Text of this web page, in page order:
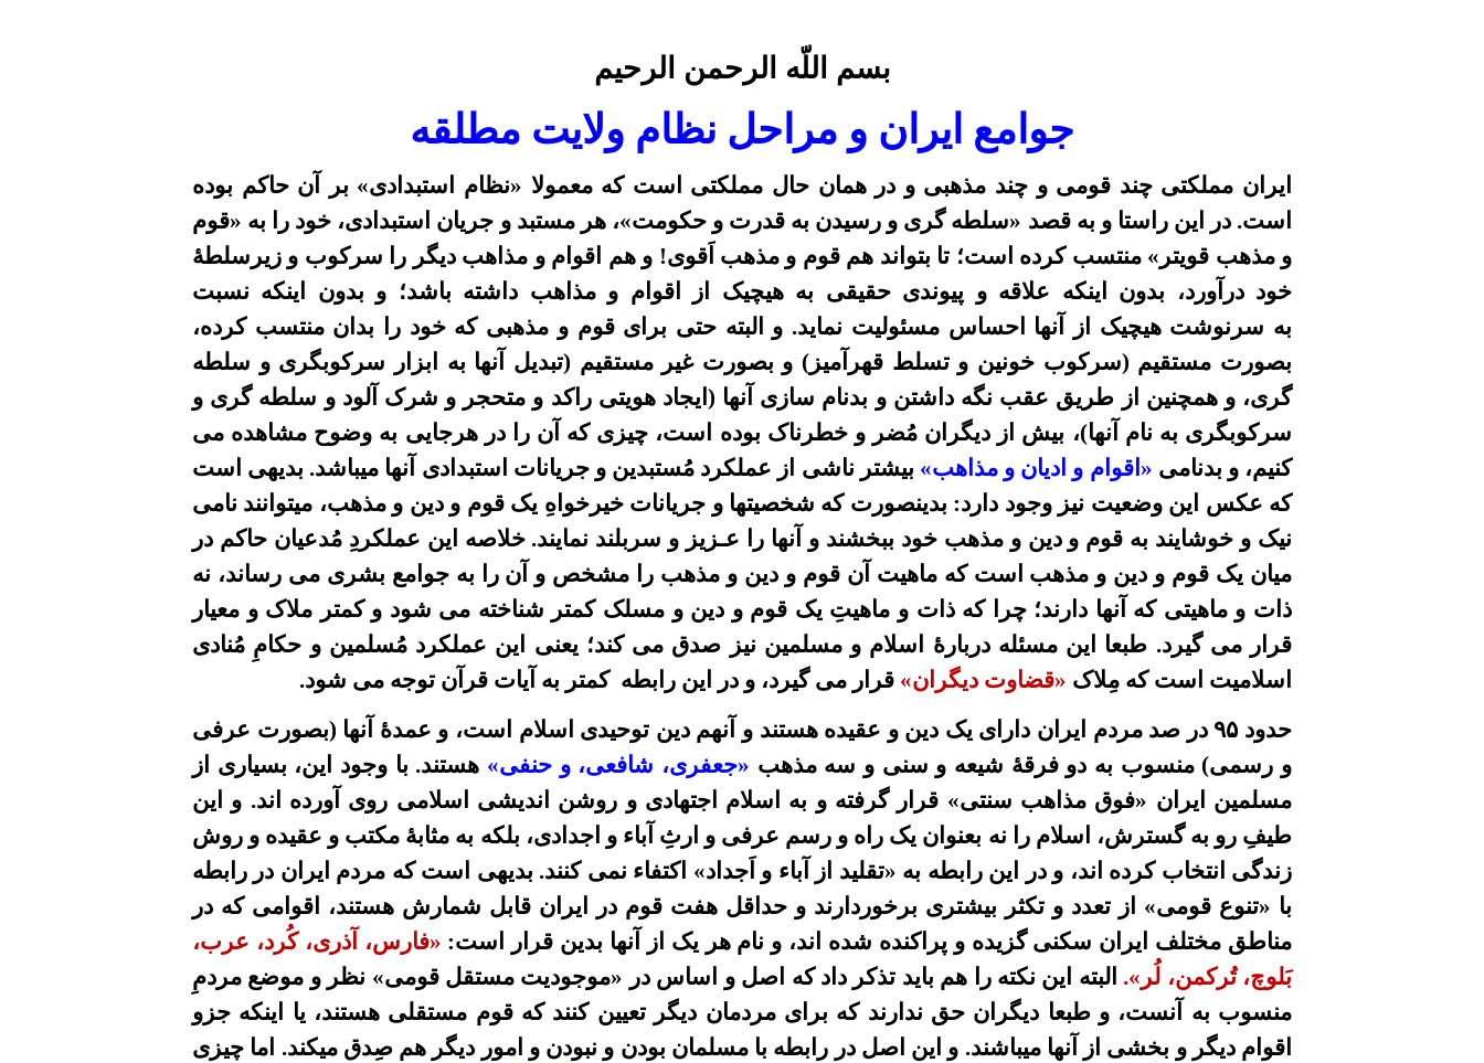
بسم اللّه الرحمن الرحیم
جوامع ایران و مراحل نظام ولایت مطلقه
ايران مملکتی چند قومى و چند مذهبى و در همان حال مملکتی است که معمولا «نظام استبدادى» بر آن حاکم بوده
است. در این راستا و بهقصد «سلطه گری و رسیدن به قدرت و حکومت»، هرمستبد و جریان استبدادی، خود را به «قوم
و مذهب قویتر» منتسب کرده است؛ تا بتواند هم قوم و مذهب اَقوی! و هم اقوام و مذاهب ديگر را سرکوب و زیرسلطۀ
خود درآورد، بدون اينکه علاقه و پيوندى حقیقی به هيچيک از اقوام و مذاهب داشته باشد؛ و بدون اينکه نسبت
به سرنوشت هيچيک از آنها
احساس مسئولیت نماید. و البته حتى براى قوم و مذهبی که خود را بدان منتسب کرده،
بصورت مستقيم (سرکوب خونين و تسلط قهرآمیز) و بصورت غير مستقيم (تبديل آنها به ابزار سرکوبگری و سلطه
گرى، و همچنین از طریق عقب نگه داشتن و بدنام سازى آنها (ايجاد هويتى راکد و متحجر و شرک آلود و سلطه گری و
سرکوبگری به نام آنها)، بيش از ديگران مُضر و خطرناک بوده است، چیزی که آن را در هرجایی به وضوح مشاهده می
کنیم، و بدنامی «اقوام و ادیان و مذاهب» بیشتر ناشی از عملکرد مُستبدین و جریانات استبدادی آنها میباشد. بدیهی است
که عکس این وضعیت نیز وجود دارد: بدینصورت که شخصیتها و جریانات خیرخواهِ یک قوم و دین و مذهب، میتوانند نامی
نیک و خوشایند به قوم و دین و مذهب خود ببخشند و آنها را عـزیز و سربلند نمایند. خلاصه این عملکردِ مُدعیان حاکم در
میان یک قوم و دین و مذهب است که ماهیت آن قوم و دین و مذهب را مشخص و آن را به جوامع بشری می رساند، نه
ذات و ماهیتی که آنها دارند؛ چرا که ذات و ماهیتِ یک قوم و دین و مسلک کمتر شناخته می شود و کمتر ملاک و معیار
قرار می گیرد. طبعا این مسئله در بارۀ اسلام و مسلمین نیز صدق می کند؛ یعنی این عملکرد مُسلمین و حکامِ مُنادی
اسلامیت است که مِلاک «قضاوت دیگران» قرار می گیرد، و در این رابطه کمتر به آیات قرآن توجه می شود.
حدود ۹۵ در صد مردم ايران دارای یک دين و عقيده هستند و آنهم دین توحیدی اسلام است، و عمدۀ آنها (بصورت عرفی
و رسمی) منسوب به دو فرقۀ شیعه و سنی و سه مذهب «جعفری، شافعی، و حنفی» هستند. با وجود این، بسيارى از
مسلمين ایران «فوق مذاهب سنتى» قرار گرفته و به اسلام اجتهادى و روشن انديشى اسلامى روى آورده اند. و اين
طیفِ رو به گسترش، اسلام را نه بعنوان یک راه و رسم عرفی و ارثِ آباء و اجدادی، بلکه به مثابۀ مکتب و عقيده و روش
زندگى انتخاب کرده اند، و در اين رابطه به «تقليد از آباء و اَجداد» اکتفاء نمی کنند. بدیهی است که مردم ايران در رابطه
با «تنوع قومی» از تعدد و تکثر بيشترى برخوردارند و حداقل هفت قوم در
ايران قابل شمارش هستند، اقوامی که در
مناطق مختلف ايران سکنى گزيده و پراکنده شده اند، و نام هر یک از آنها بدین قرار است: «فارس، آذرى، کُرد، عرب،
بَلوچ، تُرکمن، لُر». البته اين نکته را هم بايد تذکر داد که اصل و اساس در «موجودیت مستقل قومی» نظر و موضع مردمِ
منسوب به آنست، و طبعا ديگران حق ندارند که براى مردمان ديگر تعيين کنند که قوم مستقلی هستند، یا اینکه جزو
اقوام دیگر و بخشی از آنها میباشند. و اين اصل در رابطه با مسلمان بودن و نبودن و امور ديگر هم صِدق ميکند. اما چيزی